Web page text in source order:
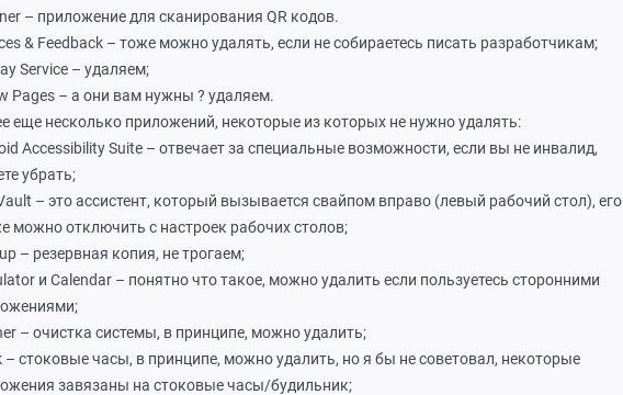
– приложение для сканирования QR кодов.
& Feedback – тоже можно удалять, если не собираетесь писать разработчикам;
Service – удаляем;
Pages – а они вам нужны ? удаляем.
еще несколько приложений, некоторые из которых не нужно удалять:
Accessibility Suite – отвечает за специальные возможности, если вы не инвалид,
убрать;
– это ассистент, который вызывается свайпом вправо (левый рабочий стол), его
можно отключить с настроек рабочих столов;
– резервная копия, не трогаем;
и Calendar – понятно что такое, можно удалить если пользуетесь сторонними
– очистка системы, в принципе, можно удалить;
– стоковые часы, в принципе, можно удалить, но я бы не советовал, некоторые
завязаны на стоковые часы/будильник;